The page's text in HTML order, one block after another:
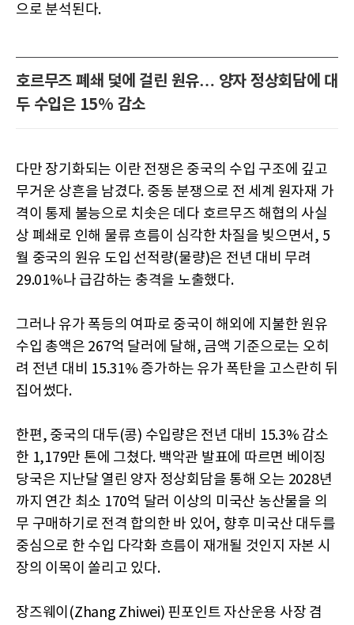
으로 분석된다.
호르무즈 폐쇄 덫에 걸린 원유… 양자 정상회담에 대
두 수입은 15% 감소
다만 장기화되는 이란 전쟁은 중국의 수입 구조에 깊고
무거운 상흔을 남겼다. 중동 분쟁으로 전 세계 원자재 가
격이 통제 불능으로 치솟은 데다 호르무즈 해협의 사실
상 폐쇄로 인해 물류 흐름이 심각한 차질을 빚으면서, 5
월 중국의 원유 도입 선적량(물량)은 전년 대비 무려
29.01%나 급감하는 충격을 노출했다.
그러나 유가 폭등의 여파로 중국이 해외에 지불한 원유
수입 총액은 267억 달러에 달해, 금액 기준으로는 오히
려 전년 대비 15.31% 증가하는 유가 폭탄을 고스란히 뒤
집어썼다.
한편, 중국의 대두(콩) 수입량은 전년 대비 15.3% 감소
한 1,179만 톤에 그쳤다. 백악관 발표에 따르면 베이징
당국은 지난달 열린 양자 정상회담을 통해 오는 2028년
까지 연간 최소 170억 달러 이상의 미국산 농산물을 의
무 구매하기로 전격 합의한 바 있어, 향후 미국산 대두를
중심으로 한 수입 다각화 흐름이 재개될 것인지 자본 시
장의 이목이 쏠리고 있다.
장즈웨이(Zhang Zhiwei) 핀포인트 자산운용 사장 겸